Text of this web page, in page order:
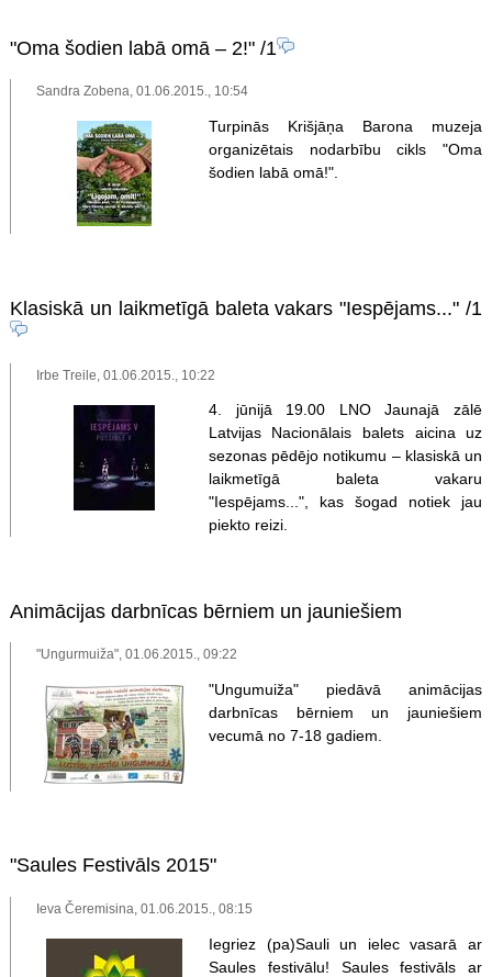
"Oma šodien labā omā – 2!"/1
Sandra Zobena, 01.06.2015., 10:54
Turpinās Krišjāņa Barona muzeja
organizētais nodarbību cikls "Oma
šodien labā omā!".
Klasiskā un laikmetīgā baleta vakars "Iespējams..." /1
Irbe Treile, 01.06.2015., 10:22
4. jūnijā 19.00 LNO Jaunajā zālē
Latvijas Nacionālais balets aicina uz
sezonas pēdējo notikumu – klasiskā un
laikmetīgā baleta vakaru
"Iespējams...", kas šogad notiek jau
piekto reizi.
Animācijas darbnīcas bērniem un jauniešiem
"Ungurmuiža", 01.06.2015., 09:22
"Ungumuiža" piedāvā animācijas
darbnīcas bērniem un jauniešiem
vecumā no 7-18 gadiem.
"Saules Festivāls 2015"
Ieva Čeremisina, 01.06.2015., 08:15
Iegriez (pa)Sauli un ielec vasarā ar
Saules festivālu! Saules festivāls ar